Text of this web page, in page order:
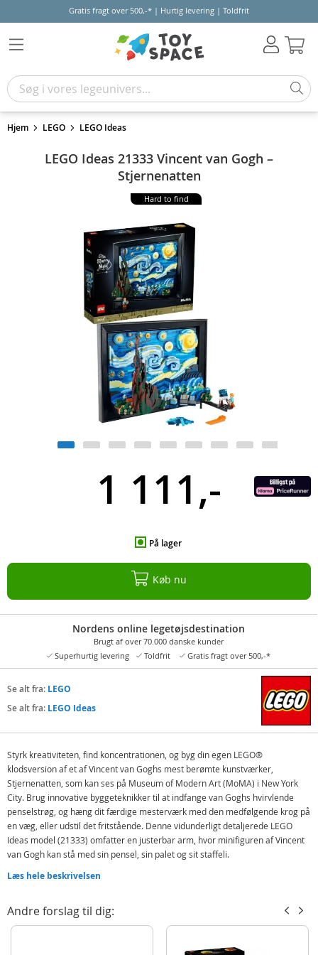
Gratis fragt over 500,-* | Hurtig levering | Toldfrit
Hjem LEGO LEGO Ideas
LEGO Ideas 21333 Vincent van Gogh –
Stjernenatten
Hard to find
1 111,-
På lager
Køb nu
Nordens online legetøjsdestination
Brugt af over 70.000 danske kunder
Superhurtig levering
Toldfrit Gratis fragt over 500,-*
Se alt fra: LEGO
Se alt fra: LEGO Ideas
Styrk kreativiteten, find koncentrationen, og byg din egen LEGO®
klodsversion af et af Vincent van Goghs mest berømte kunstværker,
Stjernenatten, som kan ses på Museum of Modern Art (MoMA) i New York
City. Brug innovative byggeteknikker til at indfange van Goghs hvirvlende
penselstrøg, og hæng dit færdige mesterværk med den medfølgende krog på
en væg, eller udstil det fritstående. Denne vidunderligt detaljerede LEGO
Ideas model (21333) omfatter en justerbar arm, hvor minifiguren af Vincent
van Gogh kan stå med sin pensel, sin palet og sit staffeli.
Find din indre kunstner frem
andre kunstelskere, og den indeholder en vejledning, der guider dig gennem
hvert trin i den fordybende, kreative oplevelse.
Læs hele beskrivelsen
Andre forslag til dig: